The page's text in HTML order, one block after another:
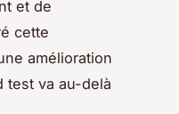
et de
cette
amélioration
test va au-delà